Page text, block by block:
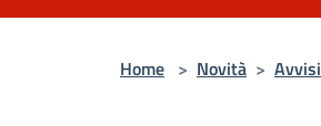
Home > Novità > Avvisi